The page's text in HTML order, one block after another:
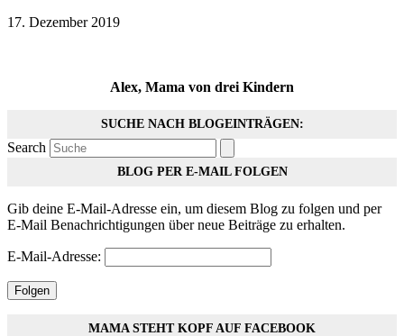
17. Dezember 2019
Alex, Mama von drei Kindern
SUCHE NACH BLOGEINTRÄGEN:
Search
BLOG PER E-MAIL FOLGEN
Gib deine E-Mail-Adresse ein, um diesem Blog zu folgen und per
E-Mail Benachrichtigungen über neue Beiträge zu erhalten.
E-Mail-Adresse:
Folgen
MAMA STEHT KOPF AUF FACEBOOK